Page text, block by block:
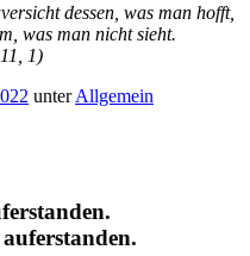
dessen, was man hofft,
was man nicht sieht.
1)
unterAllgemein